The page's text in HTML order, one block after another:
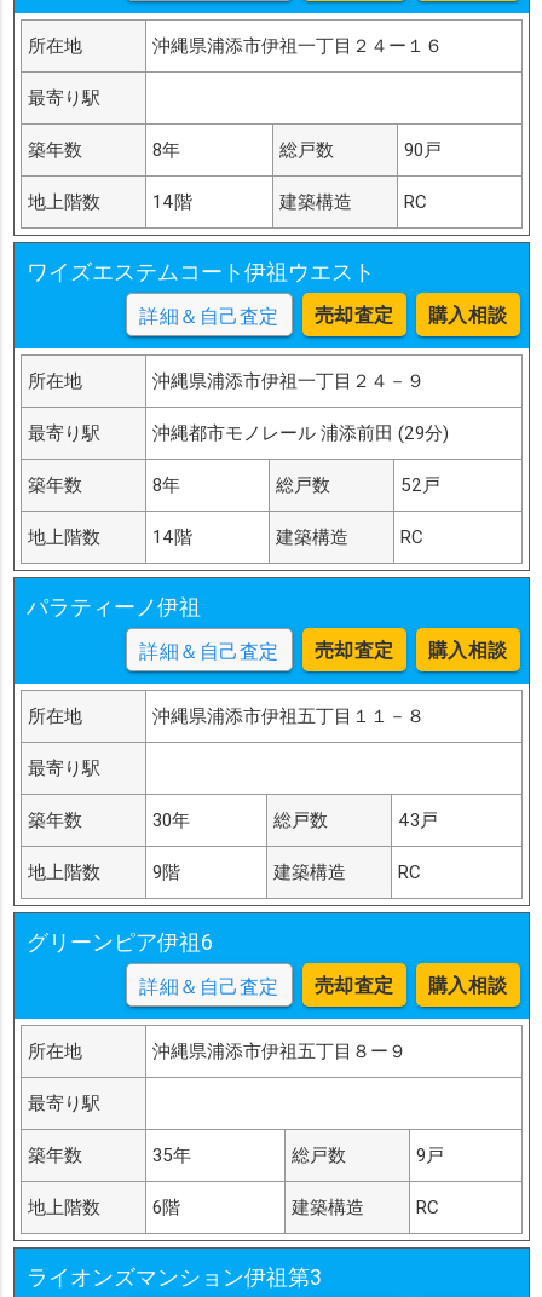
所在地 沖縄県浦添市伊祖一丁目２４ー１６
最寄り駅
築年数 8年 総戸数 90戸
地上階数 14階 建築構造 RC
ワイズエステムコート伊祖ウエスト
詳細＆自己査定 売却査定 購入相談
所在地 沖縄県浦添市伊祖一丁目２４－９
最寄り駅 沖縄都市モノレール 浦添前田 (29分)
築年数 8年 総戸数 52戸
地上階数 14階 建築構造 RC
パラティーノ伊祖
詳細＆自己査定 売却査定 購入相談
所在地 沖縄県浦添市伊祖五丁目１１－８
最寄り駅
築年数 30年 総戸数 43戸
地上階数 9階 建築構造 RC
グリーンピア伊祖6
詳細＆自己査定 売却査定 購入相談
所在地 沖縄県浦添市伊祖五丁目８ー９
最寄り駅
築年数 35年 総戸数 9戸
地上階数 6階 建築構造 RC
ライオンズマンション伊祖第3